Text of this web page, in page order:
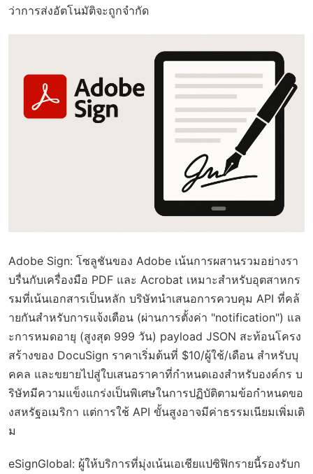
ว่าการส่งอัตโนมัติจะถูกจำกัด
Adobe Sign: โซลูชันของ Adobe เน้นการผสานรวมอย่างรา
บรื่นกับเครื่องมือ PDF และ Acrobat เหมาะสำหรับอุตสาหกร
รมที่เน้นเอกสารเป็นหลัก บริษัทนำเสนอการควบคุม API ที่คล้
ายกันสำหรับการแจ้งเตือน (ผ่านการตั้งค่า "notification") แล
ะการหมดอายุ (สูงสุด 999 วัน) payload JSON สะท้อนโครง
สร้างของ DocuSign ราคาเริ่มต้นที่ $10/ผู้ใช้/เดือน สำหรับบุ
คคล และขยายไปสู่ใบเสนอราคาที่กำหนดเองสำหรับองค์กร บ
ริษัทมีความแข็งแกร่งเป็นพิเศษในการปฏิบัติตามข้อกำหนดขอ
งสหรัฐอเมริกา แต่การใช้ API ขั้นสูงอาจมีค่าธรรมเนียมเพิ่มเติ
ม
eSignGlobal: ผู้ให้บริการที่มุ่งเน้นเอเชียแปซิฟิกรายนี้รองรับก